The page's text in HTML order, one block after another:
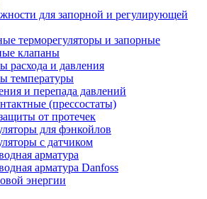
для запорной и регулирующей
терморегуляторы и запорные
клапаны
расхода и давления
температуры
и перепада давлений
(прессостаты)
от протечек
для фэнкойлов
с датчиком
арматура
арматура Danfoss
энергии